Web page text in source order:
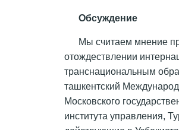
Обсуждение
Мы считаем мнение
отождествлении
транснациональным
ташкентский
Московского
института управления,